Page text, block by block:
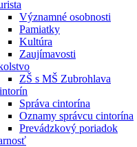
Významné osobnosti
Pamiatky
Kultúra
Zaujímavosti
ZŠ s MŠ Zubrohlava
Správa cintorína
Oznamy správcu cintorína
Prevádzkový poriadok